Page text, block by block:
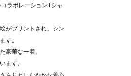
ラボレーションTシャ
がプリントされ、シン
す。
豪華な一着。
ます。
らりとしなやかな着心